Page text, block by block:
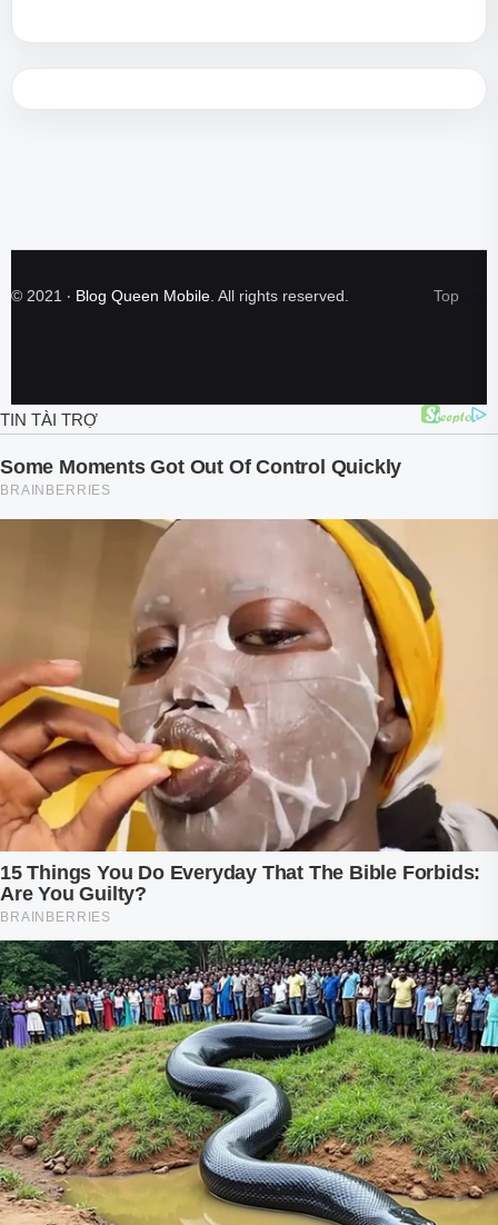
© 2021 ‧ Blog Queen Mobile. All rights reserved.